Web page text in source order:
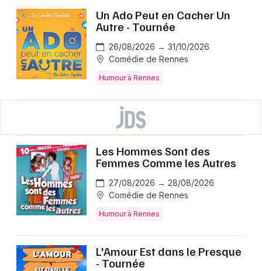
Un Ado Peut en Cacher Un
Autre - Tournée
26/08/2026 → 31/10/2026
Comédie de Rennes
Humour à Rennes
Les Hommes Sont des
Femmes Comme les Autres
27/08/2026 → 28/08/2026
Comédie de Rennes
Humour à Rennes
L'Amour Est dans le Presque
- Tournée